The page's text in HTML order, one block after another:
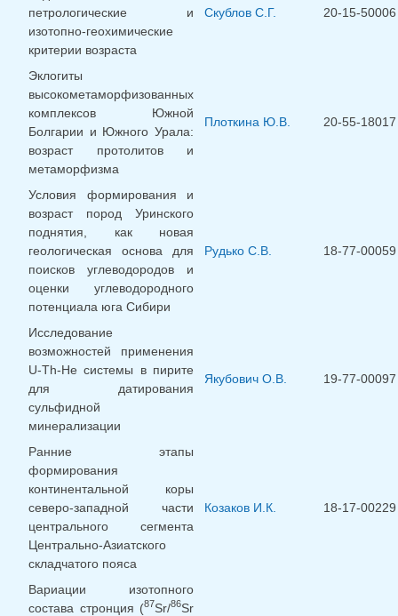
петрологические и
изотопно-геохимические
критерии возраста
Скублов С.Г. 20-15-50006
Эклогиты
высокометаморфизованных
комплексов Южной
Болгарии и Южного Урала:
возраст протолитов и
метаморфизма
Плоткина Ю.В. 20-55-18017
Условия формирования и
возраст пород Уринского
поднятия, как новая
геологическая основа для
поисков углеводородов и
оценки углеводородного
потенциала юга Сибири
Рудько С.В. 18-77-00059
Исследование
возможностей применения
U-Th-He системы в пирите
для датирования
сульфидной
минерализации
Якубович О.В. 19-77-00097
Ранние этапы
формирования
континентальной коры
северо-западной части
центрального сегмента
Центрально-Азиатского
складчатого пояса
Козаков И.К. 18-17-00229
Вариации изотопного
состава стронция (87Sr/86Sr